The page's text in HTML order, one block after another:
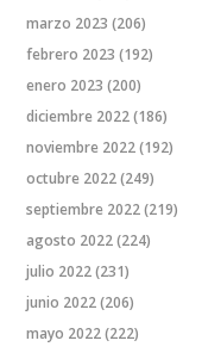
marzo 2023 (206)
febrero 2023 (192)
enero 2023 (200)
diciembre 2022(186)
noviembre 2022(192)
octubre 2022(249)
septiembre 2022(219)
agosto 2022(224)
julio 2022(231)
junio 2022(206)
mayo 2022(222)